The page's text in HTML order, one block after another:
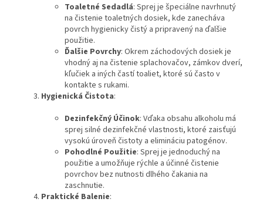
Toaletné Sedadlá: Sprej je špeciálne navrhnutý
na čistenie toaletných dosiek, kde zanecháva
povrch hygienicky čistý a pripravený na ďalšie
použitie.
Ďalšie Povrchy: Okrem záchodových dosiek je
vhodný aj na čistenie splachovačov, zámkov dverí,
kľučiek a iných častí toaliet, ktoré sú často v
kontakte s rukami.
Hygienická Čistota:
Dezinfekčný Účinok: Vďaka obsahu alkoholu má
sprej silné dezinfekčné vlastnosti, ktoré zaisťujú
vysokú úroveň čistoty a elimináciu patogénov.
Pohodlné Použitie: Sprej je jednoduchý na
použitie a umožňuje rýchle a účinné čistenie
povrchov bez nutnosti dlhého čakania na
zaschnutie.
Praktické Balenie: